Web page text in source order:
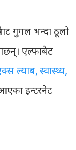
गुगल भन्दा ठूलो
एल्फाबेट
ल्याब, स्वास्थ्य,
इन्टरनेट